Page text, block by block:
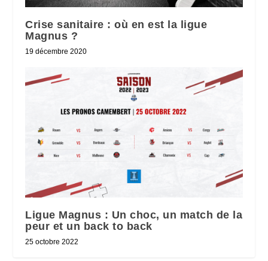
Crise sanitaire : où en est la ligue
Magnus ?
19 décembre 2020
Ligue Magnus : Un choc, un match de la
peur et un back to back
25 octobre 2022